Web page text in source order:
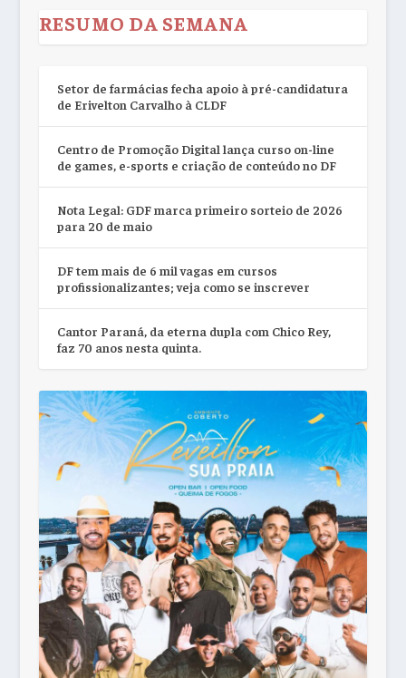
RESUMO DA SEMANA
Setor de farmácias fecha apoio à pré-candidatura
de Erivelton Carvalho à CLDF
Centro de Promoção Digital lança curso on-line
de games, e-sports e criação de conteúdo no DF
Nota Legal: GDF marca primeiro sorteio de 2026
para 20 de maio
DF tem mais de 6 mil vagas em cursos
profissionalizantes; veja como se inscrever
Cantor Paraná, da eterna dupla com Chico Rey,
faz 70 anos nesta quinta.